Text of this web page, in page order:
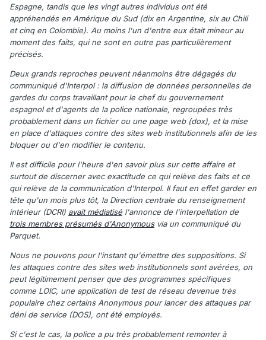
Espagne, tandis que les vingt autres individus ont été
appréhendés en Amérique du Sud (dix en Argentine, six au Chili
et cinq en Colombie). Au moins l'un d'entre eux était mineur au
moment des faits, qui ne sont en outre pas particulièrement
précisés.
Deux grands reproches peuvent néanmoins être dégagés du
communiqué d'Interpol : la diffusion de données personnelles de
gardes du corps travaillant pour le chef du gouvernement
espagnol et d'agents de la police nationale, regroupées très
probablement dans un fichier ou une page web (dox), et la mise
en place d'attaques contre des sites web institutionnels afin de les
bloquer ou d'en modifier le contenu.
Il est difficile pour l'heure d'en savoir plus sur cette affaire et
surtout de discerner avec exactitude ce qui relève des faits et ce
qui relève de la communication d'Interpol. Il faut en effet garder en
tête qu'un mois plus tôt, la Direction centrale du renseignement
intérieur (DCRI) avait médiatisé l'annonce de l'interpellation de
trois membres présumés d'Anonymousvia un communiqué du
Parquet.
Nous ne pouvons pour l'instant qu'émettre des suppositions. Si
les attaques contre des sites web institutionnels sont avérées, on
peut légitimement penser que des programmes spécifiques
comme LOIC, une application de test de réseau devenue très
populaire chez certains Anonymous pour lancer des attaques par
déni de service (DOS), ont été employés.
Si c'est le cas, la police a pu très probablement remonter à